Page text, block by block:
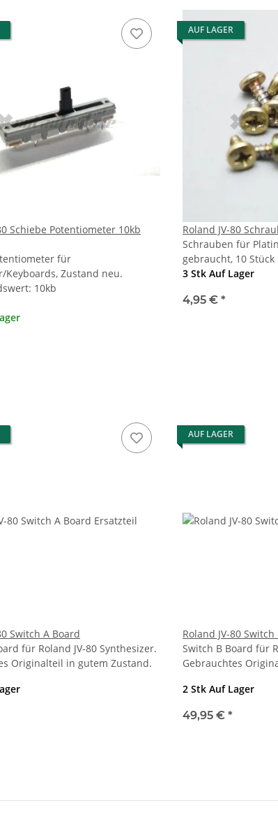
Schiebe Potentiometer 10kb
für
Keyboards, Zustand neu.
10kb
AUF LAGER
Roland JV-80
Schrauben für
gebraucht, 10 Stück
3 Stk Auf Lager
4,95 € *
Switch A Board
für Roland JV-80 Synthesizer.
Originalteil in gutem Zustand.
AUF LAGER
Roland JV-80 Switch
Switch B Board für
Gebrauchtes
2 Stk Auf Lager
49,95 € *